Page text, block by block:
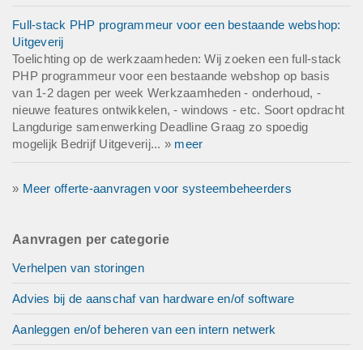
Full-stack PHP programmeur voor een bestaande webshop:
Uitgeverij
Toelichting op de werkzaamheden: Wij zoeken een full-stack
PHP programmeur voor een bestaande webshop op basis
van 1-2 dagen per week Werkzaamheden - onderhoud, -
nieuwe features ontwikkelen, - windows - etc. Soort opdracht
Langdurige samenwerking Deadline Graag zo spoedig
mogelijk Bedrijf Uitgeverij... » meer
» Meer offerte-aanvragen voor systeembeheerders
Aanvragen per categorie
Verhelpen van storingen
Advies bij de aanschaf van hardware en/of software
Aanleggen en/of beheren van een intern netwerk